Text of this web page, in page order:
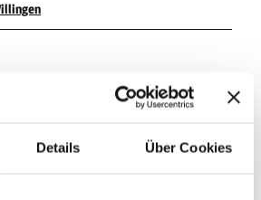
Details Über Cookies
Am Hagen 10 34508 Willingen Tel.